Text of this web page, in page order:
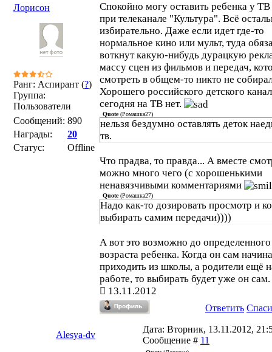
Лорисон
Ранг: Аспирант (?)
Группа:
Пользователи
Сообщений: 890
Награды:
20
Статус:
Offline
Спокойно могу оставить ребенка у ТВ
при телеканале "Культура". Всё
избирательно. Даже если идет где-то
нормальное кино или мульт, туда
воткнут какую-нибудь дурацкую
массу сцен из фильмов и передач,
смотреть в общем-то никто не
Хорошего российского детского
сегодня на ТВ нет.
Quote(Ромашка27)
нельзя бездумно оставлять деток
тв.
Что прадва, то правда... А вместе
можно много чего (с хорошенькими
ненавязчивыми комментариями
Quote(Ромашка27)
Надо как-то дозировать просмотр и
выбирать самим передачи))))
А вот это возможно до определенного
возраста ребенка. Когда он сам
приходить из школы, а родители ещё
работе, то выбирать будет уже он сам.
13.11.2012
Ответить
Alesya-dv
Дата: Вторник, 13.11.2012,
Сообщение # 11